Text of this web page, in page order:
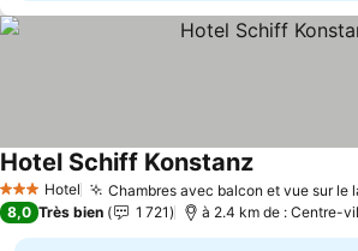
3 ÉtoilesHotel Chambres avec balcon et vue sur le
Hotel Schiff KonstanzConsulter
8,0 Très bien 1 721 à 2.4 km de : Centre-